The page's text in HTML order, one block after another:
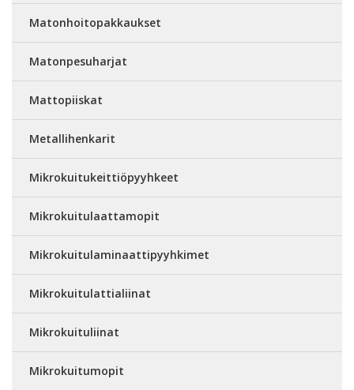
Matonhoitopakkaukset
Matonpesuharjat
Mattopiiskat
Metallihenkarit
Mikrokuitukeittiöpyyhkeet
Mikrokuitulaattamopit
Mikrokuitulaminaattipyyhkimet
Mikrokuitulattialiinat
Mikrokuituliinat
Mikrokuitumopit